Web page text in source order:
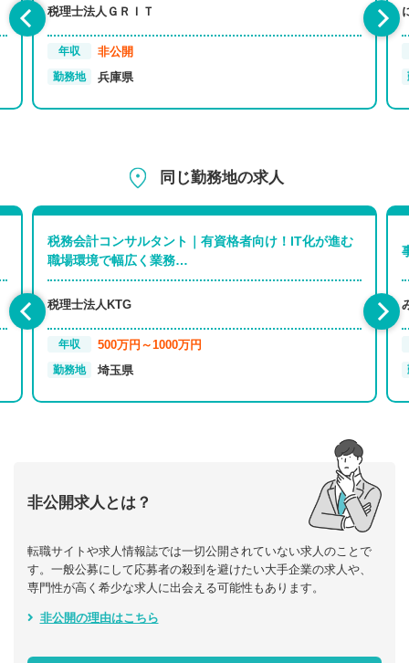
税理士法人ＧＲＩＴ
年収 非公開
勤務地 兵庫県
同じ勤務地の求人
税務会計コンサルタント｜有資格者向け！IT化が進む
職場環境で幅広く業務…
税理士法人KTG
年収 500万円～1000万円
勤務地 埼玉県
非公開求人とは？
転職サイトや求人情報誌では一切公開されていない求人のことで
す。一般公募にして応募者の殺到を避けたい大手企業の求人や、
専門性が高く希少な求人に出会える可能性もあります。
非公開の理由はこちら